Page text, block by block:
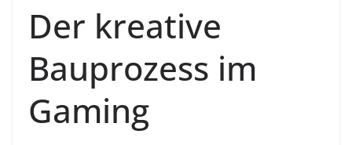
Der kreative
Bauprozess im
Gaming